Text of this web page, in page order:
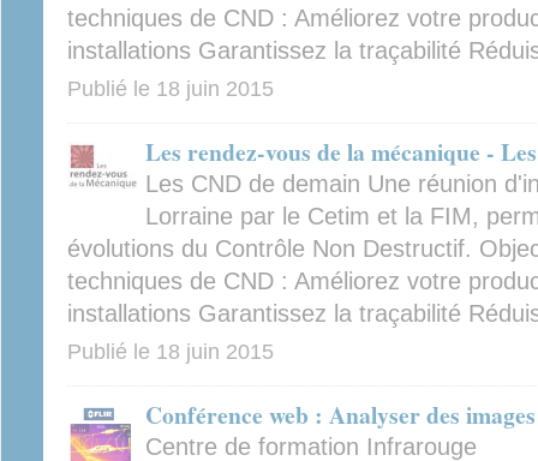
techniques de CND : Améliorez votre
installations Garantissez la traçabilité
Publié le 18 juin 2015
Les rendez-vous de la mécanique -
Les CND de demain Une réunion
Lorraine par le Cetim et la FIM,
évolutions du Contrôle Non Destructif.
techniques de CND : Améliorez votre
installations Garantissez la traçabilité
Publié le 18 juin 2015
Conférence web : Analyser des
Centre de formation Infrarouge